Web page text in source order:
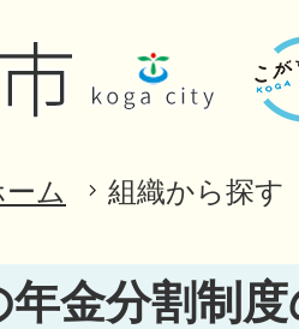
ーム 組織から探す
年金分割制